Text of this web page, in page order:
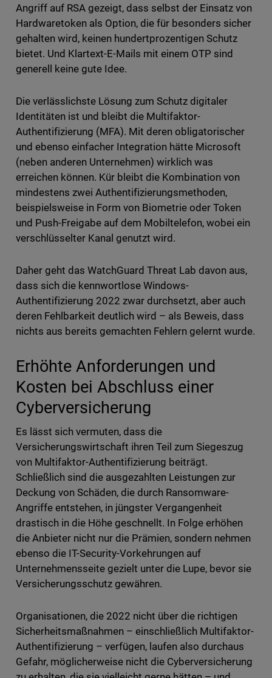
Angriff auf RSA gezeigt, dass selbst der Einsatz von
Hardwaretoken als Option, die für besonders sicher
gehalten wird, keinen hundertprozentigen Schutz
bietet. Und Klartext-E-Mails mit einem OTP sind
generell keine gute Idee.
Die verlässlichste Lösung zum Schutz digitaler
Identitäten ist und bleibt die Multifaktor-
Authentifizierung (MFA). Mit deren obligatorischer
und ebenso einfacher Integration hätte Microsoft
(neben anderen Unternehmen) wirklich was
erreichen können. Kür bleibt die Kombination von
mindestens zwei Authentifizierungsmethoden,
beispielsweise in Form von Biometrie oder Token
und Push-Freigabe auf dem Mobiltelefon, wobei ein
verschlüsselter Kanal genutzt wird.
Daher geht das WatchGuard Threat Lab davon aus,
dass sich die kennwortlose Windows-
Authentifizierung 2022 zwar durchsetzt, aber auch
deren Fehlbarkeit deutlich wird – als Beweis, dass
nichts aus bereits gemachten Fehlern gelernt wurde.
Erhöhte Anforderungen und
Kosten bei Abschluss einer
Cyberversicherung
Es lässt sich vermuten, dass die
Versicherungswirtschaft ihren Teil zum Siegeszug
von Multifaktor-Authentifizierung beiträgt.
Schließlich sind die ausgezahlten Leistungen zur
Deckung von Schäden, die durch Ransomware-
Angriffe entstehen, in jüngster Vergangenheit
drastisch in die Höhe geschnellt. In Folge erhöhen
die Anbieter nicht nur die Prämien, sondern nehmen
ebenso die IT-Security-Vorkehrungen auf
Unternehmensseite gezielt unter die Lupe, bevor sie
Versicherungsschutz gewähren.
Organisationen, die 2022 nicht über die richtigen
Sicherheitsmaßnahmen – einschließlich Multifaktor-
Authentifizierung – verfügen, laufen also durchaus
Gefahr, möglicherweise nicht die Cyberversicherung